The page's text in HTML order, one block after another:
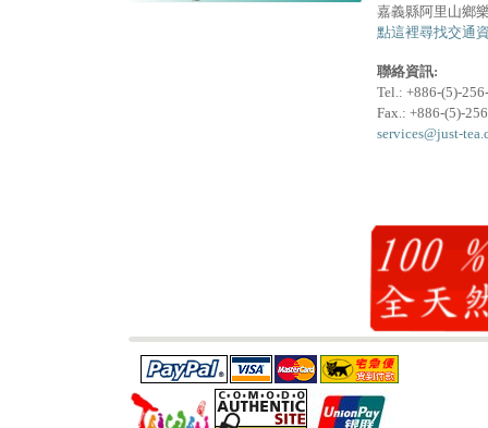
嘉義縣阿里山鄉
點這裡尋找交通
聯絡資訊:
Tel.: +886-(5)-
Fax.: +886-(5)-
services@just-